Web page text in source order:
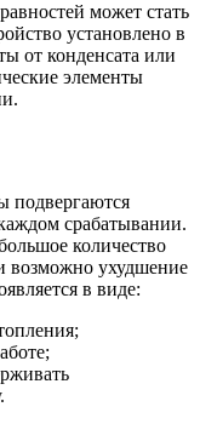
может стать
установлено в
от конденсата или
элементы
подвергаются
срабатывании.
количество
возможно ухудшение
в виде: